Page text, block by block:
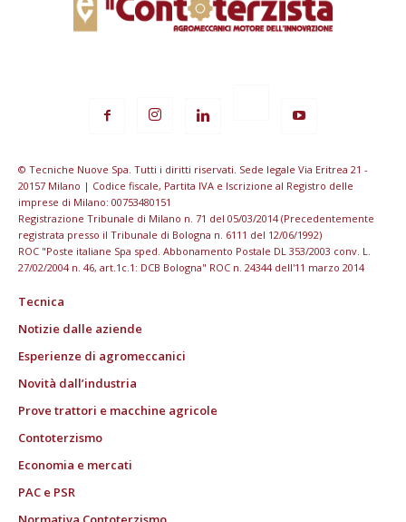
© Tecniche Nuove Spa. Tutti i diritti riservati. Sede legale Via Eritrea 21 -
20157 Milano | Codice fiscale, Partita IVA e Iscrizione al Registro delle
imprese di Milano: 00753480151
Registrazione Tribunale di Milano n. 71 del 05/03/2014 (Precedentemente
registrata presso il Tribunale di Bologna n. 6111 del 12/06/1992)
ROC "Poste italiane Spa sped. Abbonamento Postale DL 353/2003 conv. L.
27/02/2004 n. 46, art.1c.1: DCB Bologna" ROC n. 24344 dell'11 marzo 2014
Tecnica
Notizie dalle aziende
Esperienze di agromeccanici
Novità dall’industria
Prove trattori e macchine agricole
Contoterzismo
Economia e mercati
PAC e PSR